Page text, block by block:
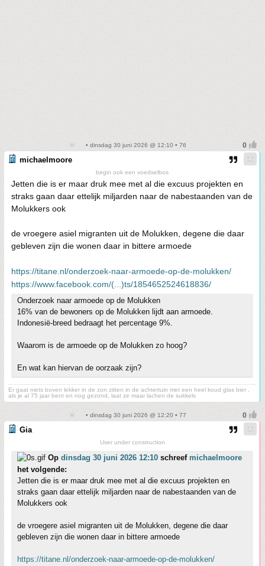
• dinsdag 30 juni 2026 @ 12:10 • 76
michaelmoore
begin ook een voedselbos
Jetten die is er maar druk mee met al die excuus projekten en
straks gaan daar ettelijk miljarden naar de nabestaanden van de
Molukkers ook
de vroegere asiel migranten uit de Molukken, degene die daar
gebleven zijn die wonen daar in bittere armoede
https://titane.nl/onderzoek-naar-armoede-op-de-molukken/
https://www.facebook.com/(...)ts/1854652524618836/
Onderzoek naar armoede op de Molukken
16% van de bewoners op de Molukken lijdt aan armoede.
Indonesië-breed bedraagt het percentage 9%.
Waarom is de armoede op de Molukken zo hoog?
En wat kan hiervan de oorzaak zijn?
Er gaat niets boven lekker in de zon zitten in de achtertuin met een heel koud glas bier ,
als je al 75 jaar bent en nog gezond, laat ze maar lachen de sukkels
• dinsdag 30 juni 2026 @ 12:20 • 77
Gia
User under construction
Op dinsdag 30 juni 2026 12:10 schreef michaelmoore
het volgende:
Jetten die is er maar druk mee met al die excuus projekten en
straks gaan daar ettelijk miljarden naar de nabestaanden van de
Molukkers ook
de vroegere asiel migranten uit de Molukken, degene die daar
gebleven zijn die wonen daar in bittere armoede
https://titane.nl/onderzoek-naar-armoede-op-de-molukken/